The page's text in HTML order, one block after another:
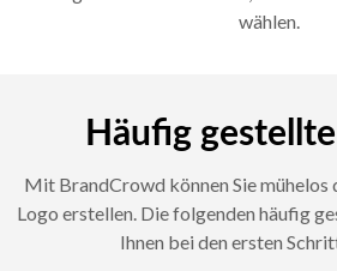
wählen.
Häufig
Mit BrandCrowd können Sie
Logo erstellen. Die folgenden häufig
Ihnen bei den ersten